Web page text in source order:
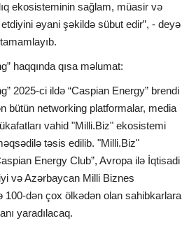
ekosisteminin sağlam, müasir və
əyani şəkildə sübut edir”, - deyə
haqqında qısa məlumat:
2025-ci ildə “Caspian Energy” brendi
bütün networking platformalar, media
vahid "Milli.Biz" ekosistemi
təsis edilib. "Milli.Biz"
Energy Club”, Avropa ilə İqtisadi
və Azərbaycan Milli Biznes
100-dən çox ölkədən olan sahibkarlara
yaradılacaq.